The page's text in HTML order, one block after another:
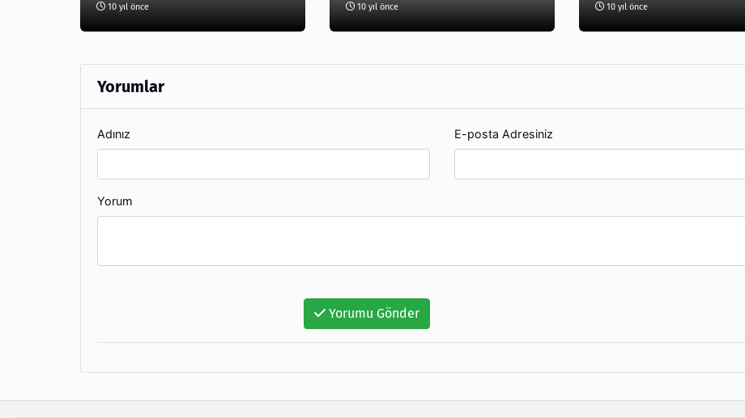
10 yıl önce 10 yıl önce 10 yıl önce
Yorumlar
Adınız E-posta Adresiniz
Yorum
Yorumu Gönder